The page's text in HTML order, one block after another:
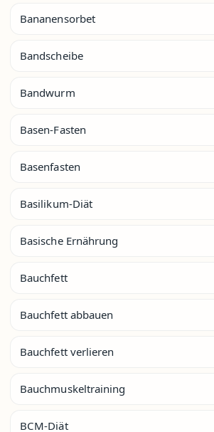
Bananensorbet
Bandscheibe
Bandwurm
Basen-Fasten
Basenfasten
Basilikum-Diät
Basische Ernährung
Bauchfett
Bauchfett abbauen
Bauchfett verlieren
Bauchmuskeltraining
BCM-Diät